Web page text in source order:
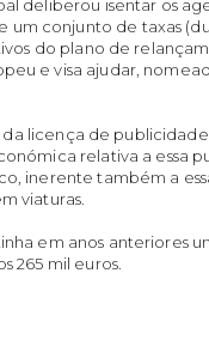
deliberou isentar os
conjunto de taxas
do plano de
e visa ajudar,
da licença de
relativa a essa
inerente também a
viaturas.
em anos anteriores
265 mil euros.